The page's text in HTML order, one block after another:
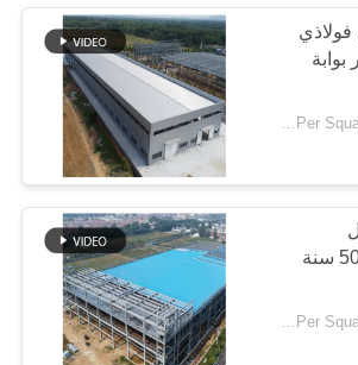
الصلب
الصلب
USD25-USD45 Per Square Meter MOQ:200 مترا مربعا
الفولاذي المعدل 50 سنة
USD25-USD45 Per Square Meter MOQ:200 مترا مربعا